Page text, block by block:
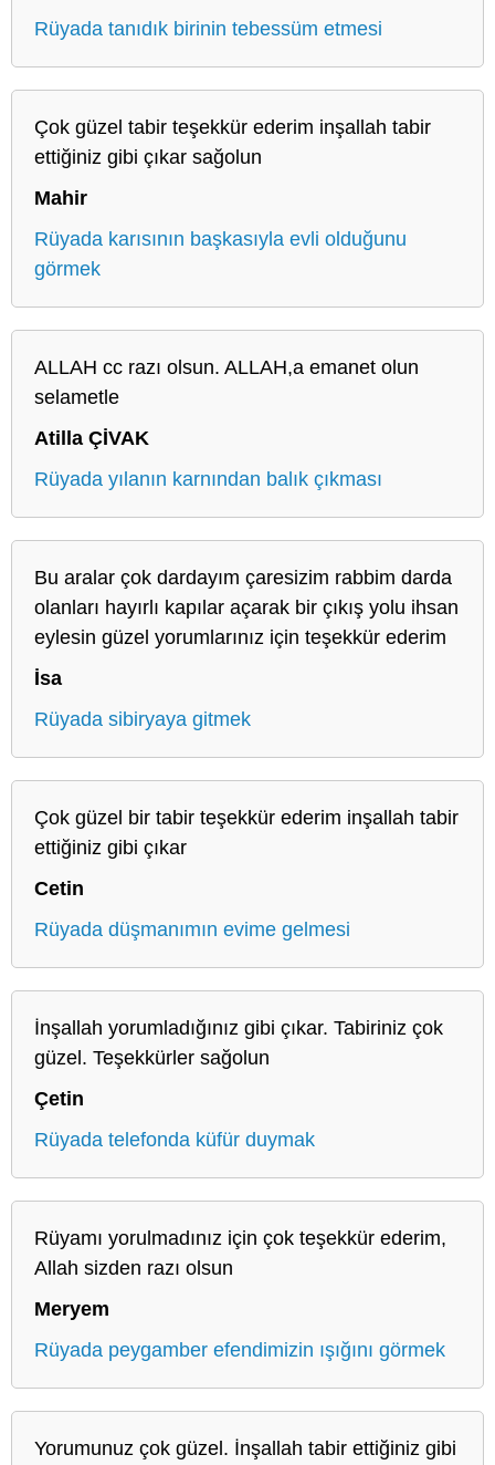
Rüyada tanıdık birinin tebessüm etmesi
Çok güzel tabir teşekkür ederim inşallah tabir
ettiğiniz gibi çıkar sağolun
Mahir
Rüyada karısının başkasıyla evli olduğunu
görmek
ALLAH cc razı olsun. ALLAH,a emanet olun
selametle
Atilla ÇİVAK
Rüyada yılanın karnından balık çıkması
Bu aralar çok dardayım çaresizim rabbim darda
olanları hayırlı kapılar açarak bir çıkış yolu ihsan
eylesin güzel yorumlarınız için teşekkür ederim
İsa
Rüyada sibiryaya gitmek
Çok güzel bir tabir teşekkür ederim inşallah tabir
ettiğiniz gibi çıkar
Cetin
Rüyada düşmanımın evime gelmesi
İnşallah yorumladığınız gibi çıkar. Tabiriniz çok
güzel. Teşekkürler sağolun
Çetin
Rüyada telefonda küfür duymak
Rüyamı yorulmadınız için çok teşekkür ederim,
Allah sizden razı olsun
Meryem
Rüyada peygamber efendimizin ışığını görmek
Yorumunuz çok güzel. İnşallah tabir ettiğiniz gibi